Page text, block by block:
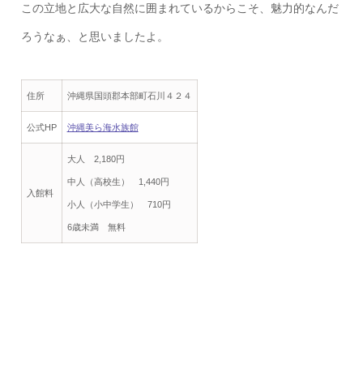
この立地と広大な自然に囲まれているからこそ、魅力的なんだ
ろうなぁ、と思いましたよ。
住所 沖縄県国頭郡本部町石川４２４
公式HP 沖縄美ら海水族館
入館料
大人 2,180円
中人（高校生） 1,440円
小人（小中学生） 710円
6歳未満 無料